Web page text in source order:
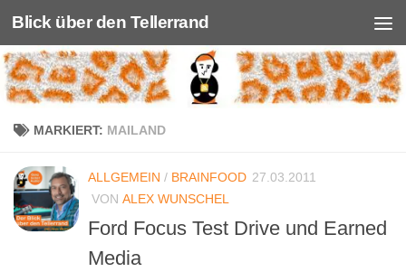
Unter dem Inhalt
Blick über den Tellerrand
MARKIERT: MAILAND
ALLGEMEIN / BRAINFOOD 27.03.2011
VON ALEX WUNSCHEL
Ford Focus Test Drive und Earned
Media